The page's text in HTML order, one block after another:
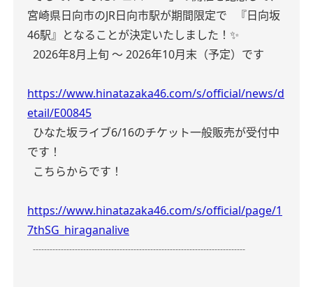
宮崎県日向市のJR日向市駅が期間限定で
『日向坂
46駅』となることが決定いたしました！✨️
2026年8月上旬 ～ 2026年10月末（予定）です
https://www.hinatazaka46.com/s/official/news/d
etail/E00845
ひなた坂ライブ6/16のチケット一般販売が受付中
です！
こちらからです！
https://www.hinatazaka46.com/s/official/page/1
7thSG_hiraganalive
┈┈┈┈┈┈┈┈┈┈┈┈┈┈┈┈┈┈┈